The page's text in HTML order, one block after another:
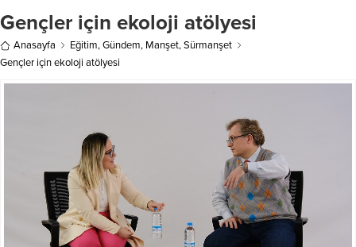
Gençler için ekoloji atölyesi
Anasayfa Eğitim,Gündem, Manşet,Sürmanşet
Gençler için ekoloji atölyesi